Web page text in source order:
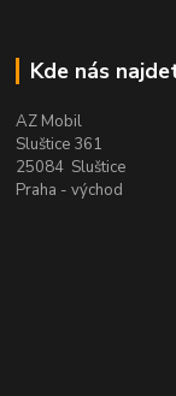
Kde nás
AZ Mobil
Sluštice 361
25084 Sluštice
Praha - východ